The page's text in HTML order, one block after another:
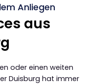
Anliegen​
aus
oder einen weiten
Duisburg hat immer